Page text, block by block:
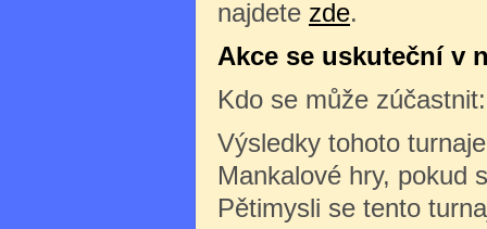
najdete zde.
Akce se uskuteční v
Kdo se může
Výsledky tohoto
Mankalové hry, pokud
Pětimysli se tento